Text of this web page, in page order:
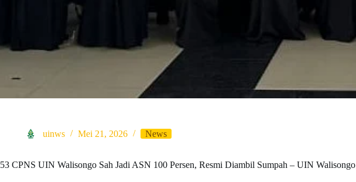
uinws Mei 21, 2026 News
53 CPNS UIN Walisongo Sah Jadi ASN 100 Persen, Resmi Diambil Sumpah – UIN Walisongo